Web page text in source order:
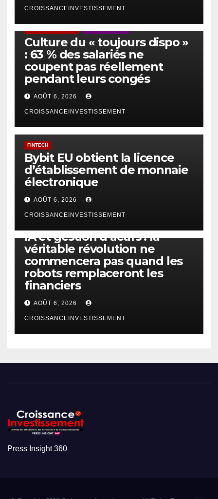
CROISSANCEINVESTISSEMENT
Culture du « toujours dispo »
: 63 % des salariés ne
coupent pas réellement
pendant leurs congés
AOÛT 6, 2026
CROISSANCEINVESTISSEMENT
FINTECH
Bybit EU obtient la licence
d’établissement de monnaie
électronique
AOÛT 6, 2026
CROISSANCEINVESTISSEMENT
IA et gestion d’actifs : la
véritable révolution ne
commencera pas quand les
robots remplaceront les
financiers
AOÛT 6, 2026
CROISSANCEINVESTISSEMENT
Press Insight 360